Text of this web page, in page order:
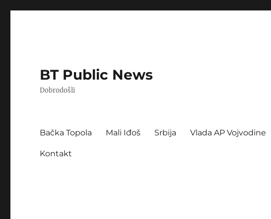
BT Public News
Dobrodošli
Bačka Topola Mali Iđoš Srbija Vlada AP Vojvodine
Kontakt